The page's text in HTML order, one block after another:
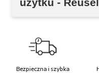
Bezpieczna i szybka